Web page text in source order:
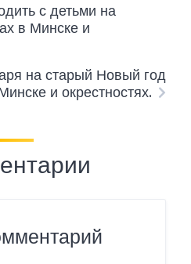
с детьми на
в Минске и
на старый Новый год
и окрестностях.